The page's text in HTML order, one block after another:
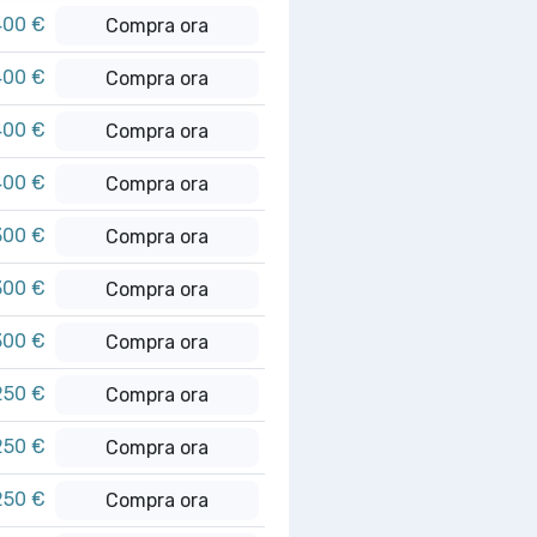
€ Compra ora
€ Compra ora
€ Compra ora
€ Compra ora
€ Compra ora
€ Compra ora
€ Compra ora
€ Compra ora
€ Compra ora
€ Compra ora